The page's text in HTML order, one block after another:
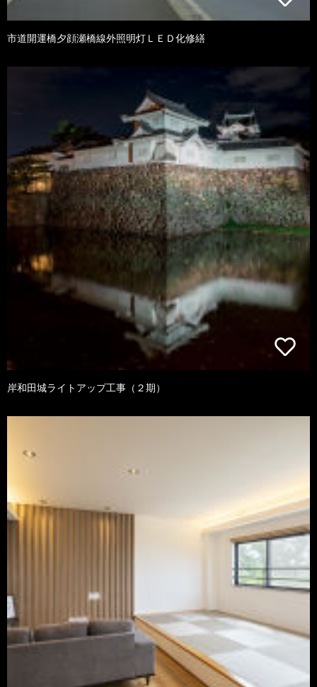
市道開運橋夕顔瀬橋線外照明灯ＬＥＤ化修繕
岸和田城ライトアップ工事（２期）